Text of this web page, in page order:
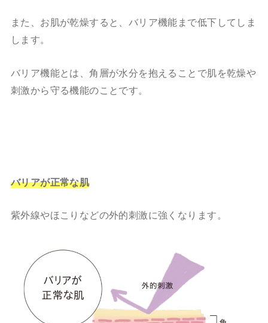
また、お肌が乾燥すると、バリア機能まで低下してしま
します。
バリア機能とは、角層が水分を抱えることで肌を乾燥や
刺激から守る機能のことです。
バリアが正常な肌
紫外線やほこりなどの外的刺激に強くなります。